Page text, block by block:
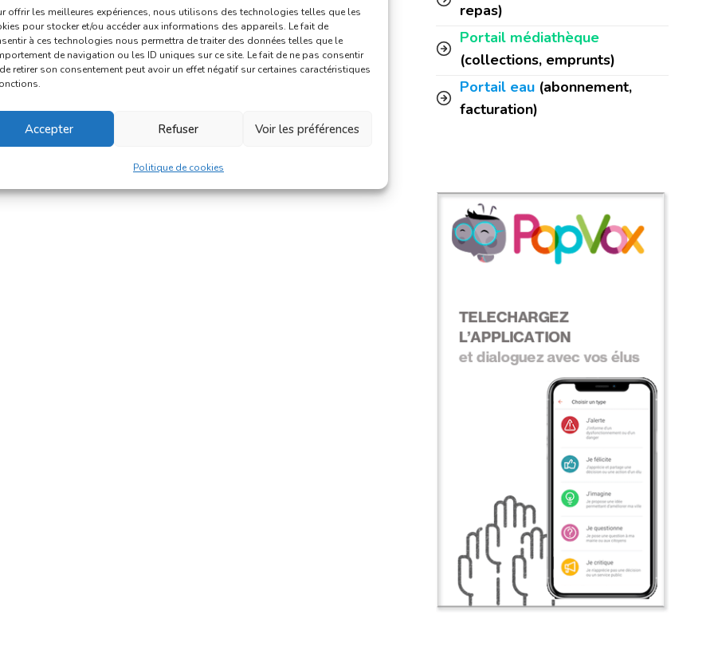
offrir les meilleures expériences, nous utilisons des technologies telles que les
pour stocker et/ou accéder aux informations des appareils. Le fait de
à ces technologies nous permettra de traiter des données telles que le
de navigation ou les ID uniques sur ce site. Le fait de ne pas consentir
retirer son consentement peut avoir un effet négatif sur certaines caractéristiques
Accepter Refuser Voir les préférences
Politique de cookies
repas)
Portail médiathèque
(collections, emprunts)
Portail eau (abonnement,
facturation)